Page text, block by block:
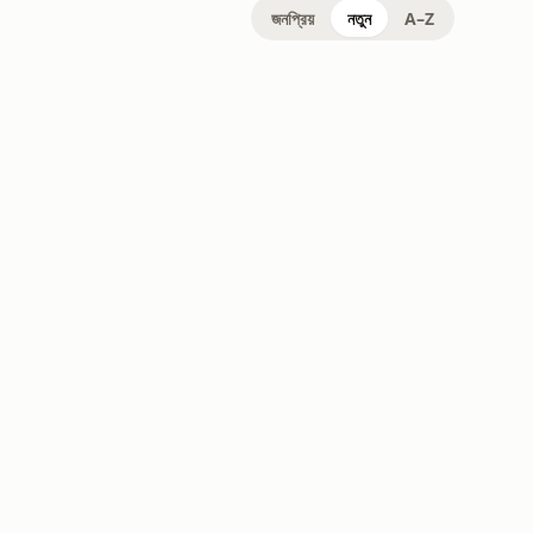
জনপ্রিয় নতুন A–Z